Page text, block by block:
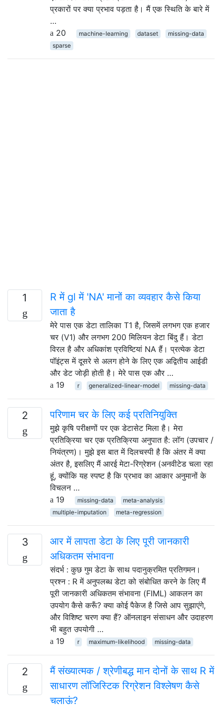
प्रकारों पर क्या प्रभाव पड़ता है। मैं एक स्थिति के बारे में
…
20
machine-learning dataset
missing-data
sparse
1
R में gl में 'NA' मानों का व्यवहार कैसे किया
जाता है
मेरे पास एक डेटा तालिका T1 है, जिसमें लगभग एक हजार
चर (V1) और लगभग 200 मिलियन डेटा बिंदु हैं। डेटा
विरल है और अधिकांश प्रविष्टियां NA हैं। प्रत्येक डेटा
पॉइंट्स में दूसरे से अलग होने के लिए एक अद्वितीय आईडी
और डेट जोड़ी होती है। मेरे पास एक और …
19
r generalized-linear-model missing-data
2 परिणाम चर के लिए कई प्रतिनियुक्ति
मुझे कृषि परीक्षणों पर एक डेटासेट मिला है। मेरा
प्रतिक्रिया चर एक प्रतिक्रिया अनुपात है: लॉग (उपचार /
नियंत्रण)। मुझे इस बात में दिलचस्पी है कि अंतर में क्या
अंतर है, इसलिए मैं आरई मेटा-रिग्रेशन (अनवीटेड चला रहा
हूं, क्योंकि यह स्पष्ट है कि प्रभाव का आकार अनुमानों के
विचलन …
19
missing-data
meta-analysis
multiple-imputation
meta-regression
3
आर में लापता डेटा के लिए पूरी जानकारी
अधिकतम संभावना
संदर्भ : कुछ गुम डेटा के साथ पदानुक्रमित प्रतिगमन।
प्रश्न : R में अनुपलब्ध डेटा को संबोधित करने के लिए मैं
पूरी जानकारी अधिकतम संभावना (FIML) आकलन का
उपयोग कैसे करूँ? क्या कोई पैकेज है जिसे आप सुझाएंगे,
और विशिष्ट चरण क्या हैं? ऑनलाइन संसाधन और उदाहरण
भी बहुत उपयोगी …
19
r maximum-likelihood missing-data
2
मैं संख्यात्मक / श्रेणीबद्ध मान दोनों के साथ R में
साधारण लॉजिस्टिक रिग्रेशन विश्लेषण कैसे
चलाऊं?